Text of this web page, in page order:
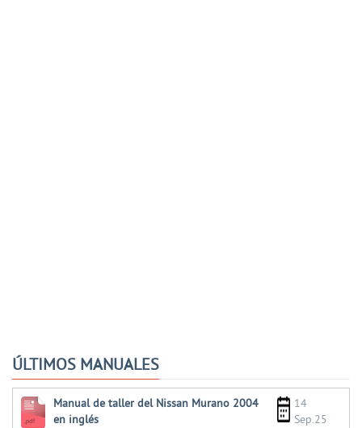
ÚLTIMOS MANUALES
Manual de taller del Nissan Murano 2004
en inglés
14
Sep.25